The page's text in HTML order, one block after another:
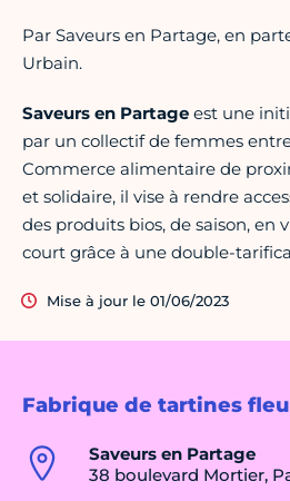
Fabrique de tartines
Saveurs en Partage
38 boulevard Mortier,
Par Saveurs en Partage, en
Urbain.
Saveurs en Partage est une
par un collectif de femmes
Commerce alimentaire de
et solidaire, il vise à rendre
des produits bios, de saison, en
court grâce à une double-
Mise à jour le 01/06/2023